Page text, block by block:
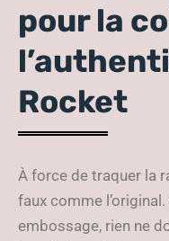
pour la
Rocket
À force de traquer la
faux comme
embossage, rien ne